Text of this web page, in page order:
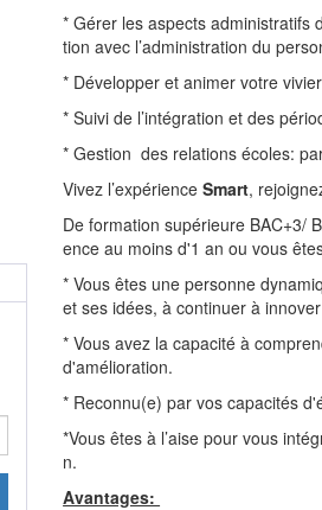
* Gérer les aspects administratifs
tion avec l’administration du
* Développer et animer votre
* Suivi de l’intégration et des
* Gestion des relations écoles:
Vivez l’expérienceSmart,
De formation supérieure BAC+3/
ence au moins d'1 an ou vous
* Vous êtes une personne
et ses idées, à continuer à
* Vous avez la capacité à
d'amélioration.
* Reconnu(e) par vos capacités
*Vous êtes à l’aise pour vous
n.
Avantages: